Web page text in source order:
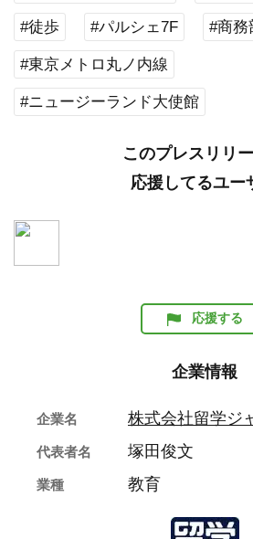
#徒歩 #パルシェ7F #商務
#東京メトロ丸ノ内線
#ニュージーランド大使館
このプレスリリ
応援してるユー
応援する
企業情報
企業名 株式会社留学ジ
代表者名 塚田俊文
業種 教育